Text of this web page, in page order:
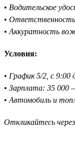
• Водительское
•
• Аккуратность
Условия:
• График 5/2, с 9:00
• Зарплата: 35 000
• Автомобиль и
Откликайтесь